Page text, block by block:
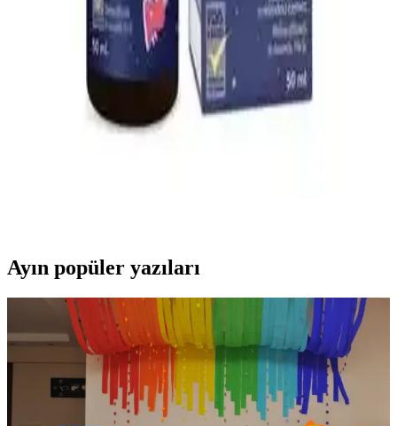
Yıkanabilir Kilitli Bebek Mama Kabı ve Gıda
Poşetleri: Güvenli ve Ekonomik Saklama Çözümleri
Yıkanabilir kilitli bebek mama kabı ve gıda poşetleri hijyen ve
sürdürülebilirlik sağlar, kolay temizlenir, güvenli ve ekonomik
kullanımıyla ebeveynlerin tercihidir.
Bebeklerde Uyku Kalitesini Artıran Doğal Uyku
Ayın popüler yazıları